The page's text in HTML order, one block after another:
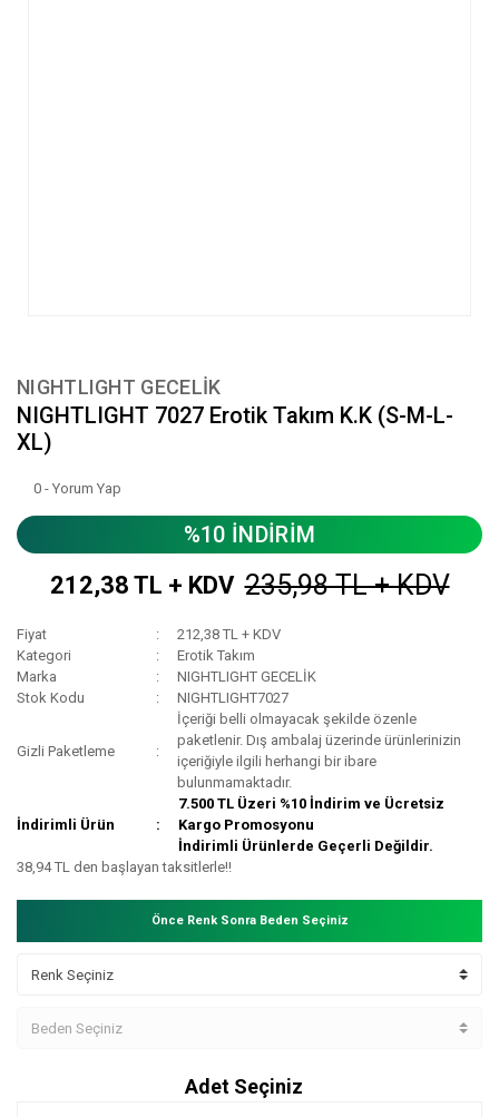
NIGHTLIGHT GECELİK
NIGHTLIGHT 7027 Erotik Takım K.K (S-M-L-
XL)
0 - Yorum Yap
%10 İNDİRİM
212,38 TL + KDV 235,98 TL + KDV
Fiyat
212,38 TL + KDV
Kategori
Erotik Takım
Marka
NIGHTLIGHT GECELİK
Stok Kodu
NIGHTLIGHT7027
Gizli Paketleme
İçeriği belli olmayacak şekilde özenle
paketlenir. Dış ambalaj üzerinde ürünlerinizin
içeriğiyle ilgili herhangi bir ibare
bulunmamaktadır.
İndirimli Ürün
7.500 TL Üzeri %10 İndirim ve Ücretsiz
Kargo Promosyonu
İndirimli Ürünlerde Geçerli Değildir.
38,94 TL den başlayan taksitlerle!!
Önce Renk Sonra Beden Seçiniz
Adet Seçiniz